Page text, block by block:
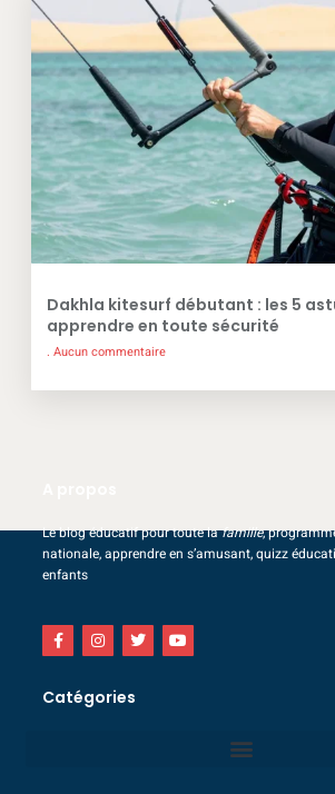
Dakhla kitesurf débutant : les 5
apprendre en toute sécurité
Aucun commentaire
Le blog éducatif pour toute lafamille,
nationale, apprendre en s’amusant, quizz
enfants
Catégories